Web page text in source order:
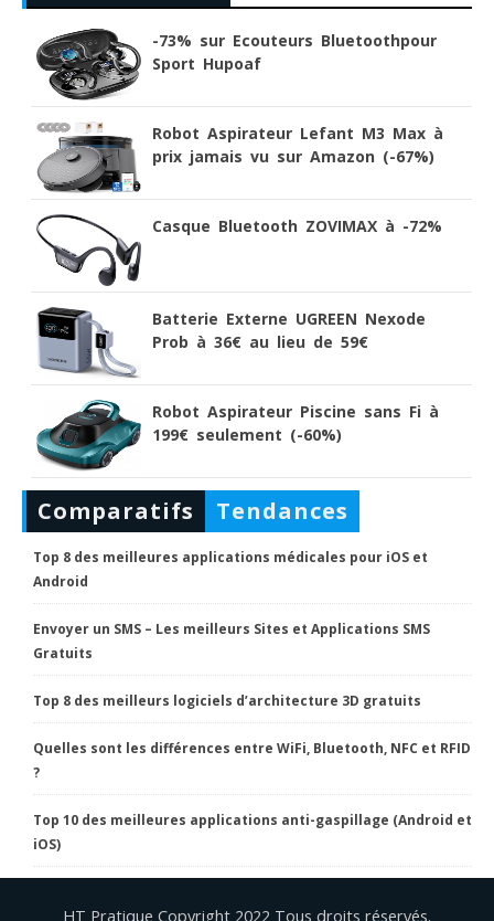
-73% sur Ecouteurs Bluetoothpour
Sport Hupoaf
Robot Aspirateur Lefant M3 Max à
prix jamais vu sur Amazon (-67%)
Casque Bluetooth ZOVIMAX à -72%
Batterie Externe UGREEN Nexode
Prob à 36€ au lieu de 59€
Robot Aspirateur Piscine sans Fi à
199€ seulement (-60%)
Comparatifs Tendances
Top 8 des meilleures applications médicales pour iOS et
Android
Envoyer un SMS – Les meilleurs Sites et Applications SMS
Gratuits
Top 8 des meilleurs logiciels d’architecture 3D gratuits
Quelles sont les différences entre WiFi, Bluetooth, NFC et RFID
?
Top 10 des meilleures applications anti-gaspillage (Android et
iOS)
HT Pratique Copyright 2022 Tous droits réservés.